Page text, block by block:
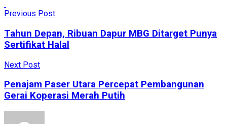
Previous Post
Tahun Depan, Ribuan Dapur MBG Ditarget Punya
Sertifikat Halal
Next Post
Penajam Paser Utara Percepat Pembangunan
Gerai Koperasi Merah Putih